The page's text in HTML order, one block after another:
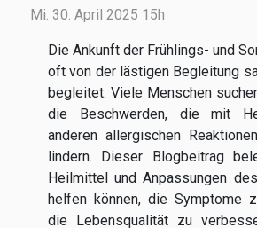
Mi. 30. April 2025 15h
Die Ankunft der Frühlings- und
oft von der lästigen Begleitung
begleitet. Viele Menschen
die Beschwerden, die mit
anderen allergischen
lindern. Dieser Blogbeitrag
Heilmittel und Anpassungen
helfen können, die Symptome
die Lebensqualität zu